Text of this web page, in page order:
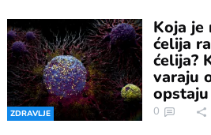
ZDRAVLJE
Koja je
ćelija
ćelija?
varaju
opstaju
0